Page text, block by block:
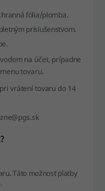
fólia/plomba.
príslušenstvom.
na účet, prípadne
tovaru.
vrátení tovaru do 14
Táto možnosť platby